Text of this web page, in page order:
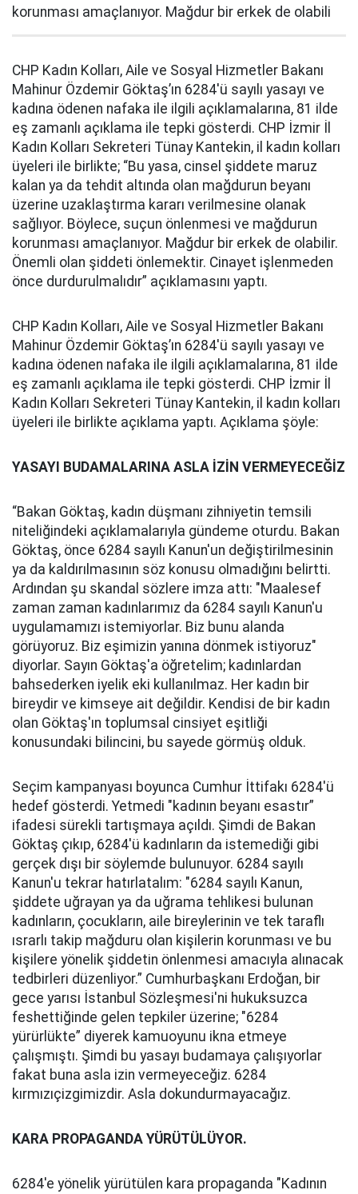
korunması amaçlanıyor. Mağdur bir erkek de olabili
CHP Kadın Kolları, Aile ve Sosyal Hizmetler Bakanı
Mahinur Özdemir Göktaş’ın 6284'ü sayılı yasayı ve
kadına ödenen nafaka ile ilgili açıklamalarına, 81 ilde
eş zamanlı açıklama ile tepki gösterdi. CHP İzmir İl
Kadın Kolları Sekreteri Tünay Kantekin, il kadın kolları
üyeleri ile birlikte; “Bu yasa, cinsel şiddete maruz
kalan ya da tehdit altında olan mağdurun beyanı
üzerine uzaklaştırma kararı verilmesine olanak
sağlıyor. Böylece, suçun önlenmesi ve mağdurun
korunması amaçlanıyor. Mağdur bir erkek de olabilir.
Önemli olan şiddeti önlemektir. Cinayet işlenmeden
önce durdurulmalıdır” açıklamasını yaptı.
CHP Kadın Kolları, Aile ve Sosyal Hizmetler Bakanı
Mahinur Özdemir Göktaş’ın 6284'ü sayılı yasayı ve
kadına ödenen nafaka ile ilgili açıklamalarına, 81 ilde
eş zamanlı açıklama ile tepki gösterdi. CHP İzmir İl
Kadın Kolları Sekreteri Tünay Kantekin, il kadın kolları
üyeleri ile birlikte açıklama yaptı. Açıklama şöyle:
YASAYI BUDAMALARINA ASLA İZİN VERMEYECEĞİZ
“Bakan Göktaş, kadın düşmanı zihniyetin temsili
niteliğindeki açıklamalarıyla gündeme oturdu. Bakan
Göktaş, önce 6284 sayılı Kanun'un değiştirilmesinin
ya da kaldırılmasının söz konusu olmadığını belirtti.
Ardından şu skandal sözlere imza attı: "Maalesef
zaman zaman kadınlarımız da 6284 sayılı Kanun'u
uygulamamızı istemiyorlar. Biz bunu alanda
görüyoruz. Biz eşimizin yanına dönmek istiyoruz"
diyorlar. Sayın Göktaş'a öğretelim; kadınlardan
bahsederken iyelik eki kullanılmaz. Her kadın bir
bireydir ve kimseye ait değildir. Kendisi de bir kadın
olan Göktaş'ın toplumsal cinsiyet eşitliği
konusundaki bilincini, bu sayede görmüş olduk.
Seçim kampanyası boyunca Cumhur İttifakı 6284'ü
hedef gösterdi. Yetmedi "kadının beyanı esastır”
ifadesi sürekli tartışmaya açıldı. Şimdi de Bakan
Göktaş çıkıp, 6284'ü kadınların da istemediği gibi
gerçek dışı bir söylemde bulunuyor. 6284 sayılı
Kanun'u tekrar hatırlatalım: "6284 sayılı Kanun,
şiddete uğrayan ya da uğrama tehlikesi bulunan
kadınların, çocukların, aile bireylerinin ve tek taraflı
ısrarlı takip mağduru olan kişilerin korunması ve bu
kişilere yönelik şiddetin önlenmesi amacıyla alınacak
tedbirleri düzenliyor.” Cumhurbaşkanı Erdoğan, bir
gece yarısı İstanbul Sözleşmesi'ni hukuksuzca
feshettiğinde gelen tepkiler üzerine; "6284
yürürlükte” diyerek kamuoyunu ikna etmeye
çalışmıştı. Şimdi bu yasayı budamaya çalışıyorlar
fakat buna asla izin vermeyeceğiz. 6284
kırmızıçizgimizdir. Asla dokundurmayacağız.
KARA PROPAGANDA YÜRÜTÜLÜYOR.
6284'e yönelik yürütülen kara propaganda "Kadının